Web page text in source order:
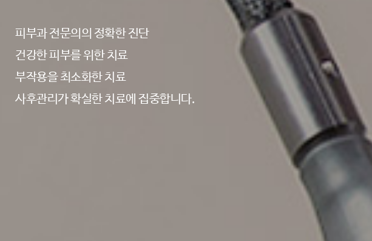
피부과 전문의의 정확한 진단
건강한 피부를 위한 치료
부작용을 최소화한 치료
사후관리가 확실한 치료에 집중합니다.